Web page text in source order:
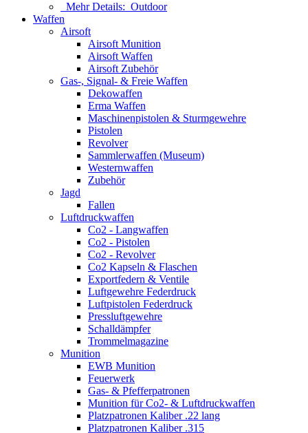
Mehr Details: Outdoor
Waffen
Airsoft
Airsoft Munition
Airsoft Waffen
Airsoft Zubehör
Gas-, Signal- & Freie Waffen
Dekowaffen
Erma Waffen
Maschinenpistolen & Sturmgewehre
Pistolen
Revolver
Sammlerwaffen (Museum)
Westernwaffen
Zubehör
Jagd
Fallen
Luftdruckwaffen
Co2 - Langwaffen
Co2 - Pistolen
Co2 - Revolver
Co2 Kapseln & Flaschen
Exportfedern & Ventile
Luftgewehre Federdruck
Luftpistolen Federdruck
Pressluftgewehre
Schalldämpfer
Trommelmagazine
Munition
EWB Munition
Feuerwerk
Gas- & Pfefferpatronen
Munition für Co2- & Luftdruckwaffen
Platzpatronen Kaliber .22 lang
Platzpatronen Kaliber .315